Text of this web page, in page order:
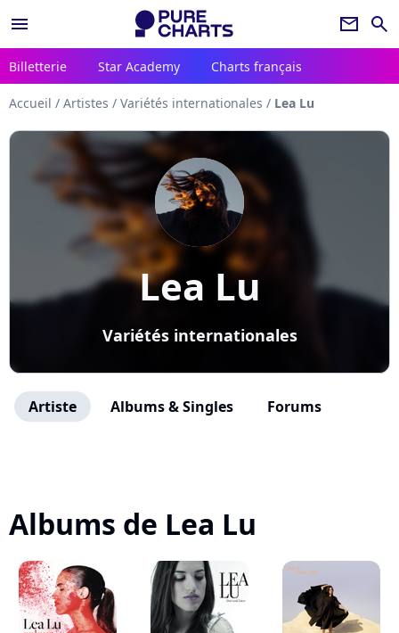
menu newsletter search
Billetterie Star Academy Charts français
Accueil / Artistes / Variétés internationales / Lea Lu
Lea Lu
Variétés internationales
Artiste Albums & Singles Forums
Albums de Lea Lu